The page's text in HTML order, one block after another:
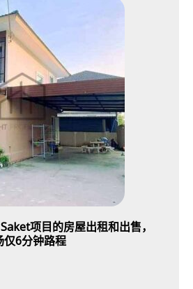
项目的房屋出租和出售，
6分钟路程